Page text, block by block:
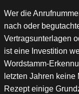
Wer die
nach oder
Vertragsunterlagen
ist eine Investition
Wordstamm-
letzten Jahren
Rezept einige